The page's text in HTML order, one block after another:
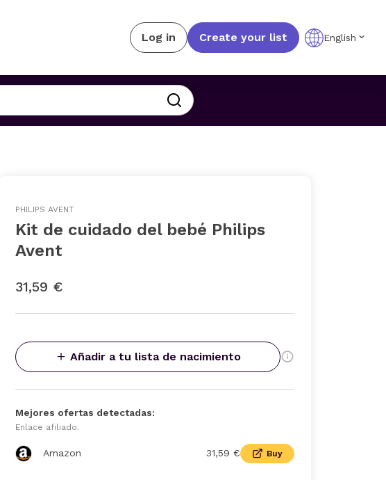
Log in Create your list English
PHILIPS AVENT
Kit de cuidado del bebé Philips
Avent
31,59 €
Añadir a tu lista de nacimiento
Mejores ofertas detectadas:
Enlace afiliado.
Amazon 31,59 € Buy